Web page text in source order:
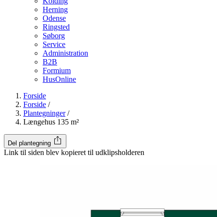
Herning
Odense
Ringsted
Søborg
Service
Administration
B2B
Formium
HusOnline
Forside
Forside /
Plantegninger /
Længehus 135 m²
Del plantegning
Link til siden blev kopieret til udklipsholderen